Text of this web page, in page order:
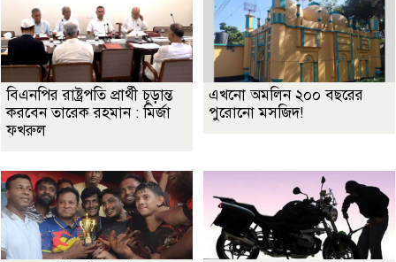
বিএনপির রাষ্ট্রপতি প্রার্থী চূড়ান্ত
করবেন তারেক রহমান : মির্জা
ফখরুল
এখনো অমলিন ২০০ বছরের
পুরোনো মসজিদ!